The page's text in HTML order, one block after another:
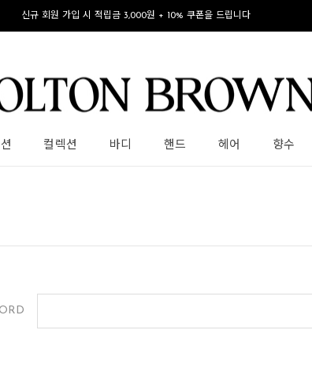
신규 회원 가입 시 적립금 3,000원 + 10% 쿠폰을 드립니다
컬렉션 바디 핸드 헤어 향수